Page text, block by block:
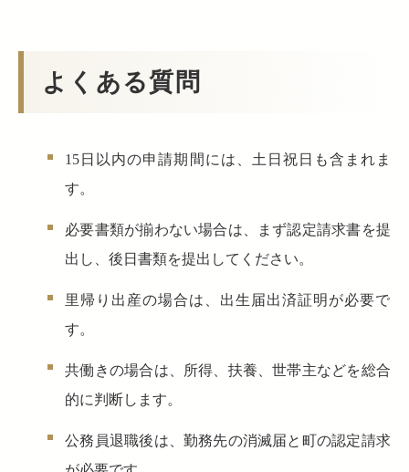
よくある質問
15日以内の申請期間には、土日祝日も含まれま
す。
必要書類が揃わない場合は、まず認定請求書を提
出し、後日書類を提出してください。
里帰り出産の場合は、出生届出済証明が必要で
す。
共働きの場合は、所得、扶養、世帯主などを総合
的に判断します。
公務員退職後は、勤務先の消滅届と町の認定請求